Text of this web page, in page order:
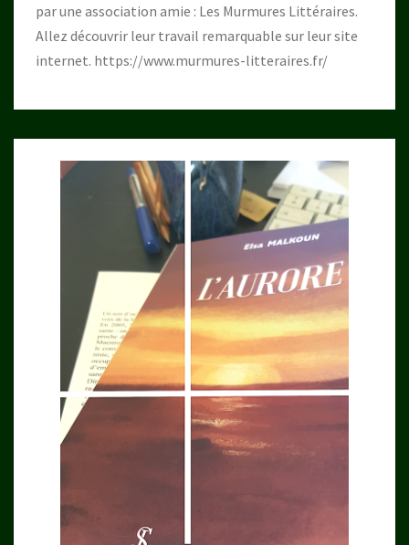
par une association amie : Les Murmures Littéraires.
Allez découvrir leur travail remarquable sur leur site
internet. https://www.murmures-litteraires.fr/